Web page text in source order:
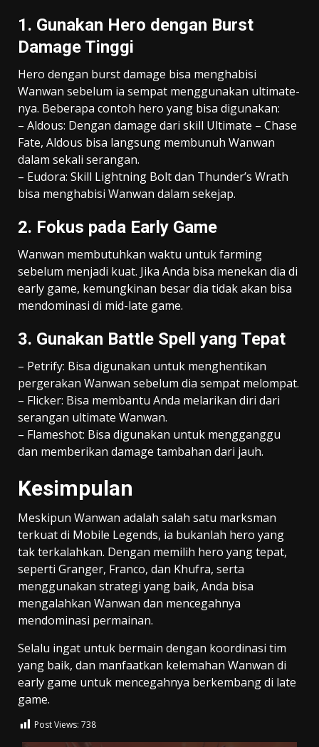
1. Gunakan Hero dengan Burst
Damage Tinggi
Hero dengan burst damage bisa menghabisi
Wanwan sebelum ia sempat menggunakan ultimate-
nya. Beberapa contoh hero yang bisa digunakan:
– Aldous: Dengan damage dari skill Ultimate – Chase
Fate, Aldous bisa langsung membunuh Wanwan
dalam sekali serangan.
– Eudora: Skill Lightning Bolt dan Thunder’s Wrath
bisa menghabisi Wanwan dalam sekejap.
2. Fokus pada Early Game
Wanwan membutuhkan waktu untuk farming
sebelum menjadi kuat. Jika Anda bisa menekan dia di
early game, kemungkinan besar dia tidak akan bisa
mendominasi di mid-late game.
3. Gunakan Battle Spell yang Tepat
– Petrify: Bisa digunakan untuk menghentikan
pergerakan Wanwan sebelum dia sempat melompat.
– Flicker: Bisa membantu Anda melarikan diri dari
serangan ultimate Wanwan.
– Flameshot: Bisa digunakan untuk mengganggu
dan memberikan damage tambahan dari jauh.
Kesimpulan
Meskipun Wanwan adalah salah satu marksman
terkuat di Mobile Legends, ia bukanlah hero yang
tak terkalahkan. Dengan memilih hero yang tepat,
seperti Granger, Franco, dan Khufra, serta
menggunakan strategi yang baik, Anda bisa
mengalahkan Wanwan dan mencegahnya
mendominasi permainan.
Selalu ingat untuk bermain dengan koordinasi tim
yang baik, dan manfaatkan kelemahan Wanwan di
early game untuk mencegahnya berkembang di late
game.
Post Views: 738